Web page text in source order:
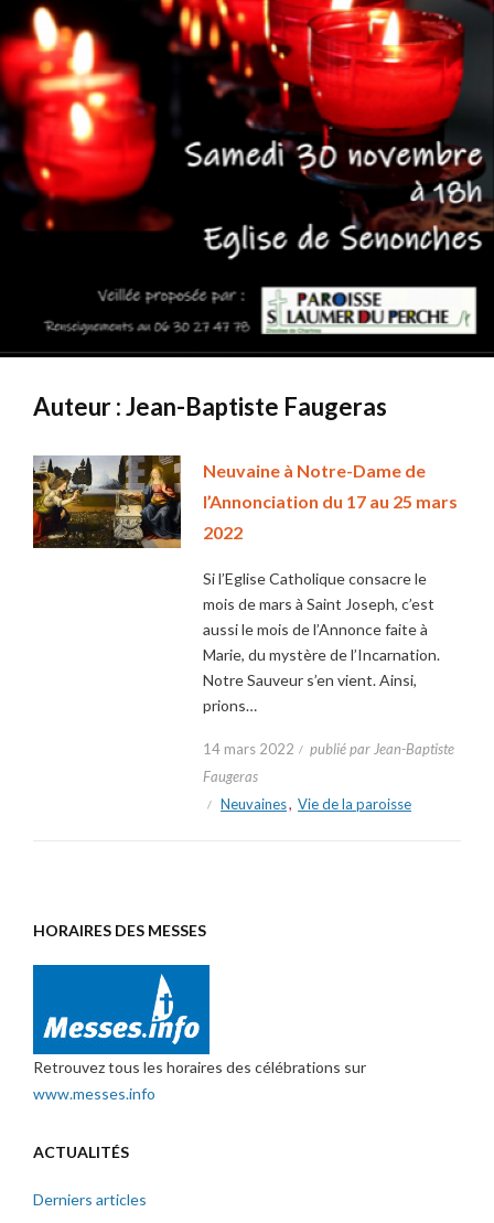
Auteur :Jean-Baptiste Faugeras
Neuvaine à Notre-Dame de
l’Annonciation du 17 au 25 mars
2022
Si l’Eglise Catholique consacre le
mois de mars à Saint Joseph, c’est
aussi le mois de l’Annonce faite à
Marie, du mystère de l’Incarnation.
Notre Sauveur s’en vient. Ainsi,
prions…
14 mars 2022
publié par Jean-Baptiste
Faugeras
Neuvaines, Vie de la paroisse
HORAIRES DES MESSES
Retrouvez tous les horaires des célébrations sur
www.messes.info
ACTUALITÉS
Derniers articles